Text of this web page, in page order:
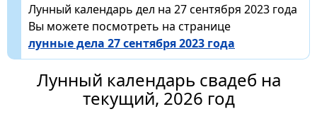
Лунный календарь дел на 27 сентября 2023 года
Вы можете посмотреть на странице
лунные дела 27 сентября 2023 года
Лунный календарь свадеб на
текущий, 2026 год